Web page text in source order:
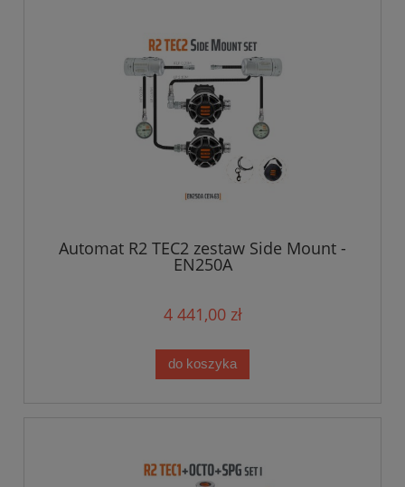
Automat R2 TEC2 zestaw Side Mount -
EN250A
4 441,00 zł
do koszyka